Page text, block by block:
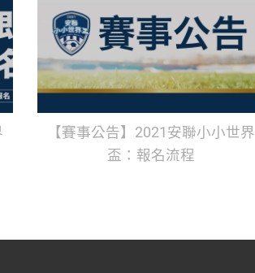
【賽事公告】2021安聯小小世界
盃：報名流程